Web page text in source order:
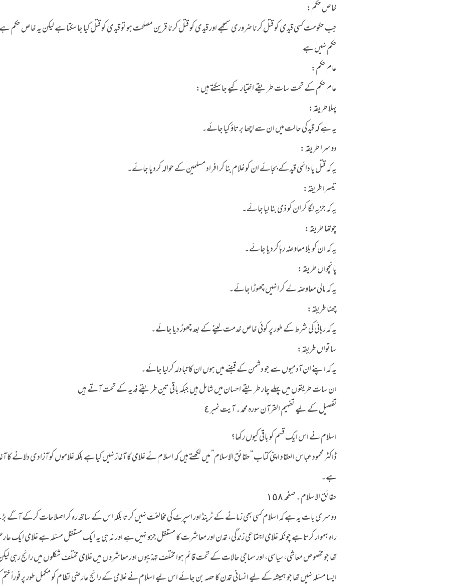
خاص حکم:
جب حکومت کسی قیدی کو قتل کرنا ضروری سمجھے اور قیدی کو قتل کرنا قرین مصلحت ہو تو قیدی کو قتل کیا جا سکتا ہے لیکن یہ خاص حکم
حکم نہیں ہے
عام حکم:
عام حکم کے تحت سات طریقے اختیار کیے جا سکتے ہیں:
پہلا طریقہ:
یہ ہے کہ قید کی حالت میں ان سے اچھا برتاؤ کیا جائے۔
دوسرا طریقہ :
یہ کہ قتل یا دائمی قید کے بجائے ان کو غلام بنا کر افراد مسلمین کے حوالہ کردیا جائے۔
تیسرا طریقہ:
یہ کہ جزیہ لگا کر ان کو ذمی بنا لیا جائے۔
چوتھا طریقہ:
یہ کہ ان کو بلا معاوضہ رہا کردیا جائے۔
پانچواں طریقہ:
یہ کہ مالی معاوضہ لے کر انہیں چھوڑا جائے۔
چھٹا طریقہ:
یہ کہ رہائی کی شرط کے طور پر کوئی خاص خدمت لینے کے بعد چھوڑ دیا جائے۔
ساتواں طریقہ:
یہ کہ اپنے ان آدمیوں سے جو دشمن کے قبضے میں ہوں ان کا تبادلہ کرلیا جائے۔
ان سات طریقوں میں پہلے چار طریقے احسان میں شامل ہیں جبکہ باقی تین طریقے فدیہ کے تحت آتے ہیں
تفصيل کے لیے تفہیم القرآن سورہ محمد ۔ آیت نمبر ٤
اسلام نے اس ایک قسم کو باقی کیوں رکھا؟
ڈاکٹر محمود عباس العقاد اپنی کتاب “حقائق الاسلام” میں لکھتے ہیں کہ اسلام نے غلامی کا آغاز نہیں کیا ہے بلکہ غلاموں کو آزادی دلانے کا
ہے۔
حقائق الاسلام ۔ صفحہ ١٥٨
دوسری بات یہ ہے کہ اسلام کسی بھی زمانے کے ٹرینڈ اور اسپرٹ کی مخالفت نہیں کرتا بلکہ اس کے ساتھ رہ کر اصلاحات کرکے آگے
راہ ہموار کرتا ہے چونکہ غلامی اجتماعی زندگی، تمدن اور معاشرت کا مستقل جزو نہیں ہے اور نہ ہی یہ ایک مستقل مسئلہ ہے غلامی ایک
تھا جو مخصوص معاشی، سیاسی، اور سماجی حالات کے تحت قائم ہوا مختلف تہذیبوں اور معاشروں میں غلامی مختلف شکلوں میں رائج رہی
ایسا مسئلہ نہیں تھا جو ہمیشہ کے لیے انسانی تمدن کا حصہ بن جائے اس لیے اسلام نے غلامی کے رائج عارضی نظام کو مکمل طور پر فوراً